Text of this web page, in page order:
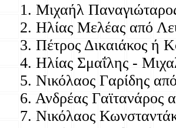
1. Μιχαήλ
2. Ηλίας Μελέας από
3. Πέτρος Δικαιάκος ή
4. Ηλίας Σμαΐλης -
5. Νικόλαος Γαρίδης
6. Ανδρέας Γαϊτανάρος
7. Νικόλαος